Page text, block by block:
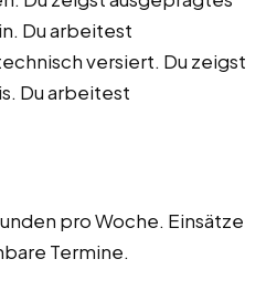
Du arbeitest
versiert. Du zeigst
Du arbeitest
pro Woche. Einsätze
Termine.